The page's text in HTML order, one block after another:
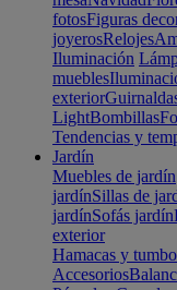
fotosFiguras
joyerosRelojes
Iluminación
muebles
exterior
LightBombillas
Tendencias y
Jardín
Muebles de jardín
jardínSillas de
jardínSofás jardín
exterior
Hamacas y
Accesorios